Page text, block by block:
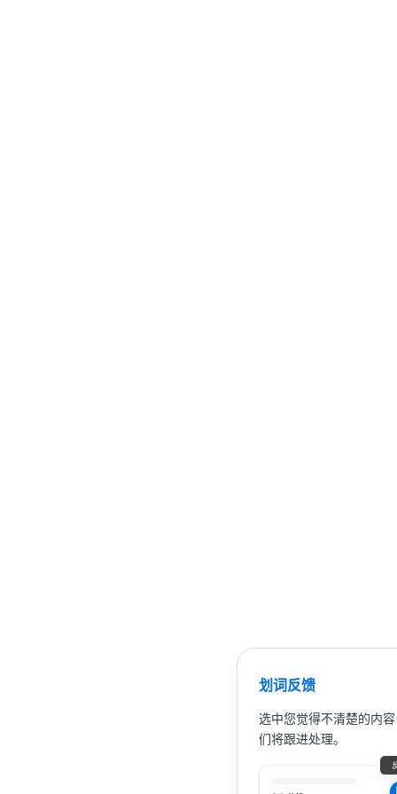
划词反馈
选中您觉得不清楚的内
们将跟进处理。